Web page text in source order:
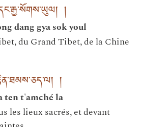
།
dang gya sok youl
du Grand Tibet, de la Chine
།
ten t'amché la
les lieux sacrés, et devant